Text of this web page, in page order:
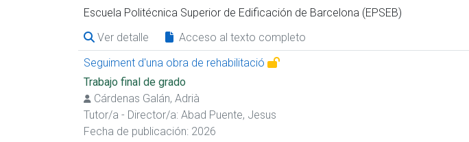
Escuela Politécnica Superior de Edificación de Barcelona (EPSEB)
Ver detalle
Acceso al texto completo
Seguiment d'una obra de rehabilitació
Trabajo final de grado
Cárdenas Galán, Adrià
Tutor/a - Director/a: Abad Puente, Jesus
Fecha de publicación: 2026